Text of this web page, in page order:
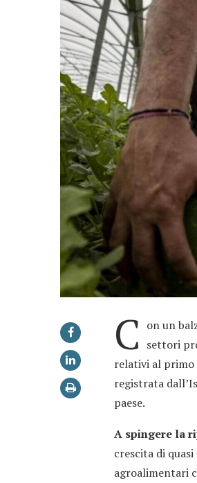
C on un
settori
relativi al primo
registrata
paese.
A spingere la
crescita di
agroalimentari